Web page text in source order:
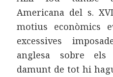
Americana del s.
motius econòmics
excessives
anglesa sobre
damunt de tot hi